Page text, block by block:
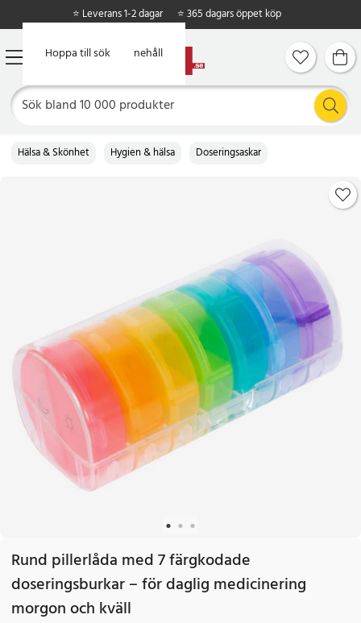
Hoppa till huvudinnehåll
Hoppa till sök
⭐ Leverans 1-2 dagar ⭐ 365 dagars öppet köp
Hälsa & Skönhet Hygien & hälsa Doseringsaskar
Rund pillerlåda med 7 färgkodade
doseringsburkar – för daglig medicinering
morgon och kväll